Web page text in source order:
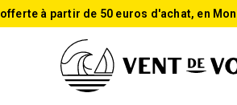
à partir de 50 euros d'achat, en